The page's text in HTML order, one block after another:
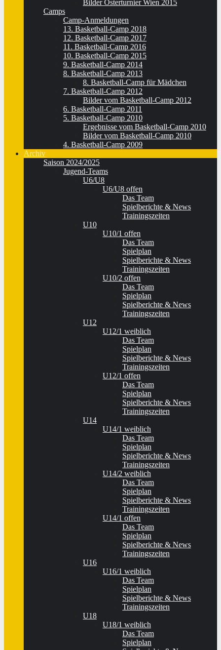
Bilder Osterturnier Wien 2015
Camps
Camp-Anmeldungen
13. Basketball-Camp 2018
12. Basketball-Camp 2017
11. Basketball-Camp 2016
10. Basketball-Camp 2015
9. Basketball-Camp 2014
8. Basketball-Camp 2013
8. Basketball-Camp für Mädchen
7. Basketball-Camp 2012
Bilder vom Basketball-Camp 2012
6. Basketball-Camp 2011
5. Basketball-Camp 2010
Ergebnisse vom Basketball-Camp 2010
Bilder vom Basketball-Camp 2010
4. Basketball-Camp 2009
Archiv
Saison 2024/2025
Jugend-Teams
U6/U8
U6/U8 offen
Das Team
Spielberichte & News
Trainingszeiten
U10
U10/1 offen
Das Team
Spielplan
Spielberichte & News
Trainingszeiten
U10/2 offen
Das Team
Spielplan
Spielberichte & News
Trainingszeiten
U12
U12/1 weiblich
Das Team
Spielplan
Spielberichte & News
Trainingszeiten
U12/1 offen
Das Team
Spielplan
Spielberichte & News
Trainingszeiten
U14
U14/1 weiblich
Das Team
Spielplan
Spielberichte & News
Trainingszeiten
U14/2 weiblich
Das Team
Spielplan
Spielberichte & News
Trainingszeiten
U14/1 offen
Das Team
Spielplan
Spielberichte & News
Trainingszeiten
U16
U16/1 weiblich
Das Team
Spielplan
Spielberichte & News
Trainingszeiten
U18
U18/1 weiblich
Das Team
Spielplan